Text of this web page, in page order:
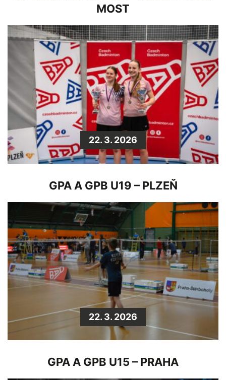
MOST
22. 3. 2026
GPA A GPB U19 – PLZEŇ
22. 3. 2026
GPA A GPB U15 – PRAHA